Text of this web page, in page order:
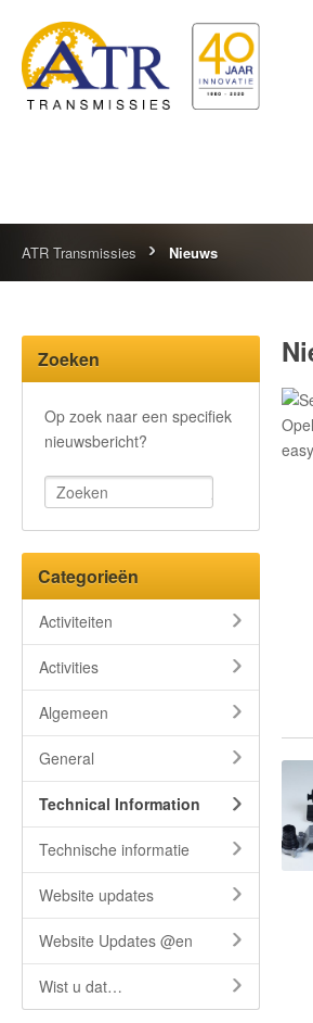
ATR Transmissies Nieuws
Zoeken
Op zoek naar een specifiek
nieuwsbericht?
Categorieën
Activiteiten
Activities
Algemeen
General
Technical Information
Technische informatie
Website updates
Website Updates @en
Wist u dat…